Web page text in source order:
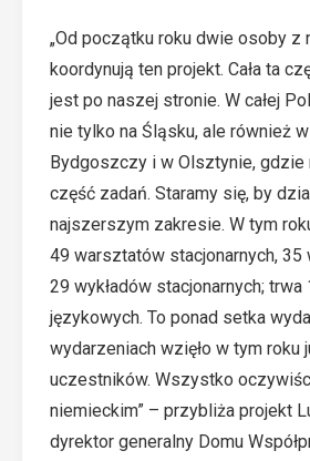
„Od początku roku dwie osoby z
koordynują ten projekt. Cała ta
jest po naszej stronie. W całej
nie tylko na Śląsku, ale również w
Bydgoszczy i w Olsztynie, gdzie
część zadań. Staramy się, by
najszerszym zakresie. W tym
49 warsztatów stacjonarnych, 35
29 wykładów stacjonarnych;
językowych. To ponad setka
wydarzeniach wzięło w tym roku
uczestników. Wszystko
niemieckim” – przybliża projekt
dyrektor generalny Domu